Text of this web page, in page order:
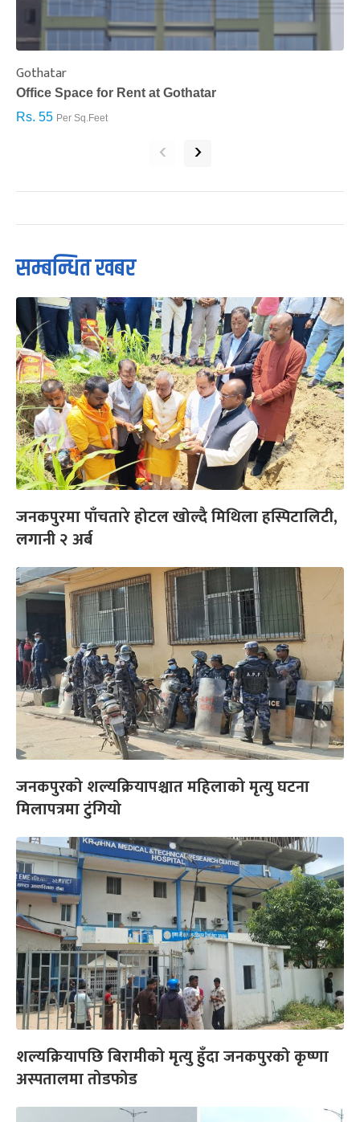
Gothatar
Office Space for Rent at Gothatar
Rs. 55 Per Sq.Feet
‹ ›
सम्बन्धित खबर
जनकपुरमा पाँचतारे होटल खोल्दै मिथिला हस्पिटालिटी,
लगानी २ अर्ब
जनकपुरको शल्यक्रियापश्चात महिलाको मृत्यु घटना
मिलापत्रमा टुंगियो
शल्यक्रियापछि बिरामीको मृत्यु हुँदा जनकपुरको कृष्णा
अस्पतालमा तोडफोड